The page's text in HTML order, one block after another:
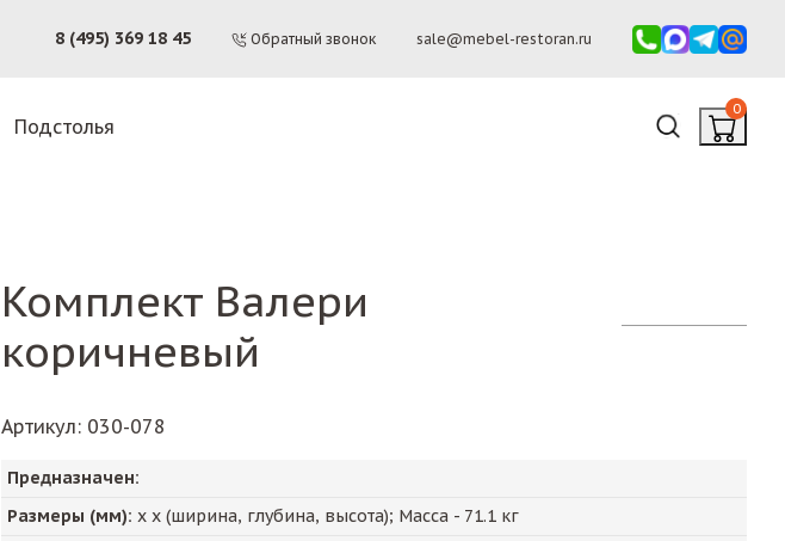
8 (495) 369 18 45 Обратный звонок sale@mebel-restoran.ru
Подстолья
0
Комплект Валери
коричневый
Артикул: 030-078
Предназначен:
Размеры (мм): х х (ширина, глубина, высота); Масса - 71.1 кг